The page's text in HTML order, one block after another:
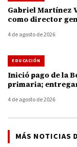
Gabriel Martínez
como director
4 de agosto de 2026
EDUCACIÓN
Inició pago de la
primaria;
4 de agosto de 2026
MÁS NOTICIAS